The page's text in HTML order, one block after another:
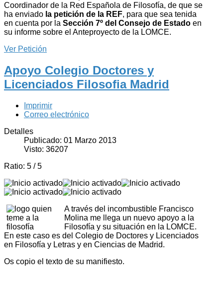
Coordinador de la Red Española de Filosofía, de que se
ha enviado la petición de la REF, para que sea tenida
en cuenta por la Sección 7º del Consejo de Estado en
su informe sobre el Anteproyecto de la LOMCE.
Ver Petición
Apoyo Colegio Doctores y
Licenciados Filosofia Madrid
Imprimir
Correo electrónico
Detalles
Publicado: 01 Marzo 2013
Visto: 36207
Ratio: 5 /5
A través del incombustible Francisco
Molina me llega un nuevo apoyo a la
Filosofía y su situación en la LOMCE.
En este caso es del Colegio de Doctores y Licenciados
en Filosofía y Letras y en Ciencias de Madrid.
Os copio el texto de su manifiesto.